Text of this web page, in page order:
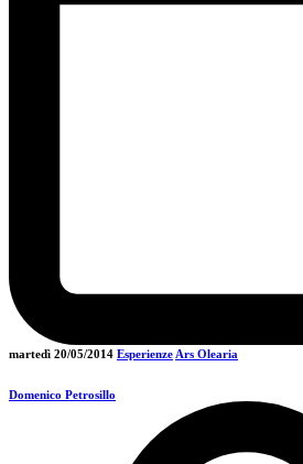
martedì 20/05/2014 Esperienze Ars Olearia
Domenico Petrosillo